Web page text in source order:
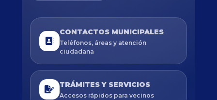
CONTACTOS MUNICIPALES
Teléfonos, áreas y atención
ciudadana
TRÁMITES Y SERVICIOS
Accesos rápidos para vecinos